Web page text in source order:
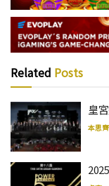
Related Posts
皇
本思齊